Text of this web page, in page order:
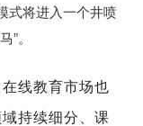
式将进入一个井喷
。
线教育市场也
持续细分、课